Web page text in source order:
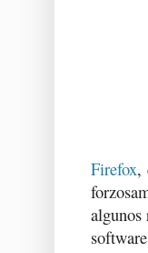
Firefox,
algunos